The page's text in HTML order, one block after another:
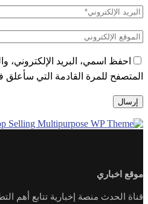
احفظ اسمي، البريد الإلكتروني،
المتصفح للمرة القادمة التي سأعلق
موقع اخباري
قناة الحدث منصة إخبارية تتابع أهم